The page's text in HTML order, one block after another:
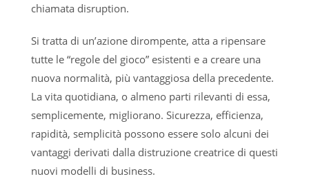
chiamata disruption.
Si tratta di un’azione dirompente, atta a ripensare
tutte le “regole del gioco” esistenti e a creare una
nuova normalità, più vantaggiosa della precedente.
La vita quotidiana, o almeno parti rilevanti di essa,
semplicemente, migliorano. Sicurezza, efficienza,
rapidità, semplicità possono essere solo alcuni dei
vantaggi derivati dalla distruzione creatrice di questi
nuovi modelli di business.